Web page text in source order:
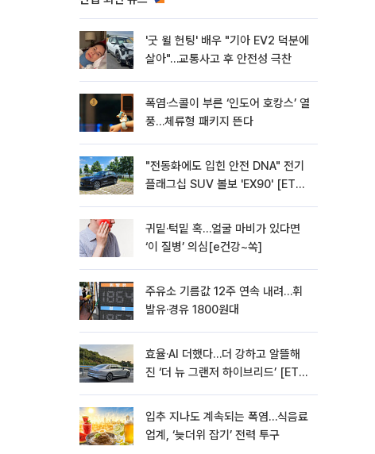
'굿 윌 헌팅' 배우 "기아 EV2 덕분에
살아"…교통사고 후 안전성 극찬
폭염·스콜이 부른 ‘인도어 호캉스’ 열
풍…체류형 패키지 뜬다
"전동화에도 입힌 안전 DNA" 전기
플래그십 SUV 볼보 'EX90' [ET의
귀밑·턱밑 혹…얼굴 마비가 있다면
‘이 질병’ 의심[e건강~쏙]
주유소 기름값 12주 연속 내려…휘
발유·경유 1800원대
효율·AI 더했다…더 강하고 알뜰해
진 ‘더 뉴 그랜저 하이브리드’ [ET의
입추 지나도 계속되는 폭염…식음료
업계, ‘늦더위 잡기’ 전력 투구